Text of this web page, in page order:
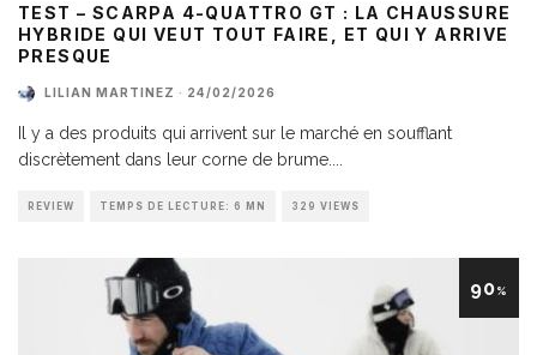
TEST – SCARPA 4-QUATTRO GT : LA CHAUSSURE
HYBRIDE QUI VEUT TOUT FAIRE, ET QUI Y ARRIVE
PRESQUE
LILIAN MARTINEZ · 24/02/2026
Il y a des produits qui arrivent sur le marché en soufflant
discrètement dans leur corne de brume.
REVIEW TEMPS DE LECTURE: 6 MN 329 VIEWS
90%